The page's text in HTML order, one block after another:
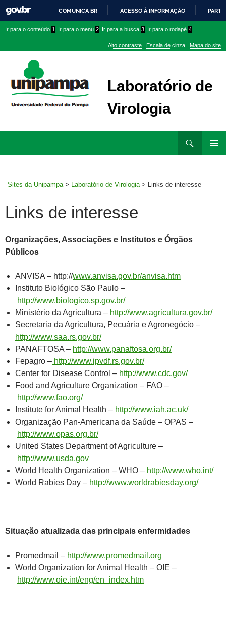
PARA
CONTEÚDO
COMUNICA BR ACESSO À INFORMAÇÃO
conteúdo
menu
superior
menu
Ir para o conteúdo 1 Ir para o menu 2 Ir para a busca 3 Ir para o rodapé 4
Alto contraste Escala de cinza Mapa do site
Laboratório de
Virologia
Sites da Unipampa > Laboratório de Virologia > Links de interesse
Links de interesse
Organizações, Associações e Institutos e Órgãos
Públicos
ANVISA – http://www.anvisa.gov.br/anvisa.htm
Instituto Biológico São Paulo –
http://www.biologico.sp.gov.br/
Ministério da Agricultura – http://www.agricultura.gov.br/
Secretaria da Agricultura, Pecuária e Agronegócio –
http://www.saa.rs.gov.br/
PANAFTOSA – http://www.panaftosa.org.br/
Fepagro – http://www.ipvdf.rs.gov.br/
Center for Disease Control – http://www.cdc.gov/
Food and Agriculture Organization – FAO –
http://www.fao.org/
Institute for Animal Health – http://www.iah.ac.uk/
Organização Pan-Americana da Saúde – OPAS –
http://www.opas.org.br/
United States Department of Agriculture –
http://www.usda.gov
World Health Organization – WHO – http://www.who.int/
World Rabies Day – http://www.worldrabiesday.org/
Situação atualizada das principais enfermidades
Promedmail – http://www.promedmail.org
World Organization for Animal Health – OIE –
http://www.oie.int/eng/en_index.htm